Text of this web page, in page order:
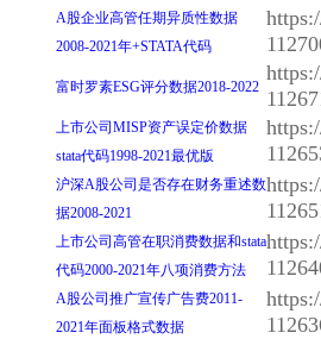
A股企业高管任期异质性数据
2008-2021年+STATA代码
富时罗素ESG评分数据2018-2022
上市公司MISP资产误定价数据
stata代码1998-2021最优版
沪深A股公司是否存在财务重述数
据2008-2021
上市公司高管在职消费数据和stata
代码2000-2021年八项消费方法
A股公司推广宣传广告费2011-
2021年面板格式数据